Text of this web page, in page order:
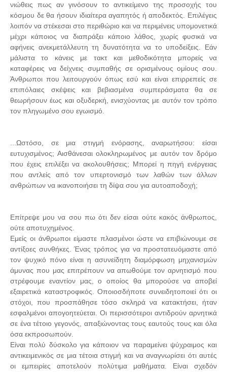
νιώθεις πως αν γινόσουν το αντικείμενο της προσοχής του
κόσμου δε θα ήσουν ιδιαίτερα αγαπητός ή αποδεκτός. Επιλέγεις
λοιπόν να στέκεσαι στο περιθώριο και να περιμένεις υπομονετικά
μέχρι κάποιος να διαπράξει κάποιο λάθος, χωρίς φυσικά να
αφήνεις ανεκμετάλλευτη τη δυνατότητα να το υποδείξεις. Εάν
μάλιστα το κάνεις με τακτ και μεθοδικότητα μπορείς να
καταφέρεις να δείχνεις συμπαθής σε ορισμένους ομίους σου.
Άνθρωποι που λειτουργούν όπως εσύ και είναι επιρρεπείς σε
επιπόλαιες σκέψεις και βεβιασμένα συμπεράσματα θα σε
θεωρήσουν έως και οξυδερκή, ενισχύοντας με αυτόν τον τρόπο
τον πληγωμένο σου εγωισμό.
...Ωστόσο, σε μια στιγμή ενόρασης, αναρωτήσου: είσαι
ευτυχισμένος; Αισθάνεσαι ολοκληρωμένος με αυτόν τον δρόμο
που έχεις επιλέξει να ακολουθήσεις; Μπορεί η πηγή ενέργειας
που αντλείς από τον υπερτονισμό των λαθών των άλλων
ανθρώπων να ικανοποιήσει τη δίψα σου για αυτοαποδοχή;
Επίτρεψε μου να σου πω ότι δεν είσαι ούτε κακός άνθρωπος,
ούτε αποτυχημένος.
Εμείς οι άνθρωποι είμαστε πλασμένοι ώστε να επιβιώνουμε σε
αντίξοες συνθήκες. Ένας τρόπος για να προστατευόμαστε από
τον ψυχικό πόνο είναι η ασυνείδητη διαμόρφωση μηχανισμών
άμυνας που μας επιτρέπουν να απωθούμε τον αρνητισμό που
στρέφουμε εναντίον μας, ο οποίος θα μπορούσε να αποβεί
εξαιρετικά καταστροφικός. Οποιοσδήποτε συνειδητοποιεί ότι οι
στόχοι, που προσπάθησε τόσο σκληρά να κατακτήσει, ήταν
εσφαλμένοι απογοητεύεται. Οι περισσότεροι αντιδρούν αρνητικά
σε ένα τέτοιο γεγονός, απαξιώνοντας τους εαυτούς τους και όλα
όσα εκπροσωπούν.
Είναι πολύ δύσκολο για κάποιον να παραμείνει ψύχραιμος και
αντικειμενικός σε μια τέτοια στιγμή και να αναγνωρίσει ότι αυτές
οι εμπειρίες αποτελούν πολύτιμα μαθήματα. Είναι σχεδόν